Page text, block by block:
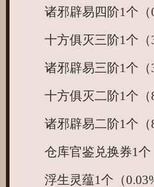
诸邪辟易四阶1个（
十方俱灭三阶1个（
诸邪辟易三阶1个（
十方俱灭二阶1个（
诸邪辟易二阶1个（
仓库官鉴兑换券1个
浮生灵蕴1个（